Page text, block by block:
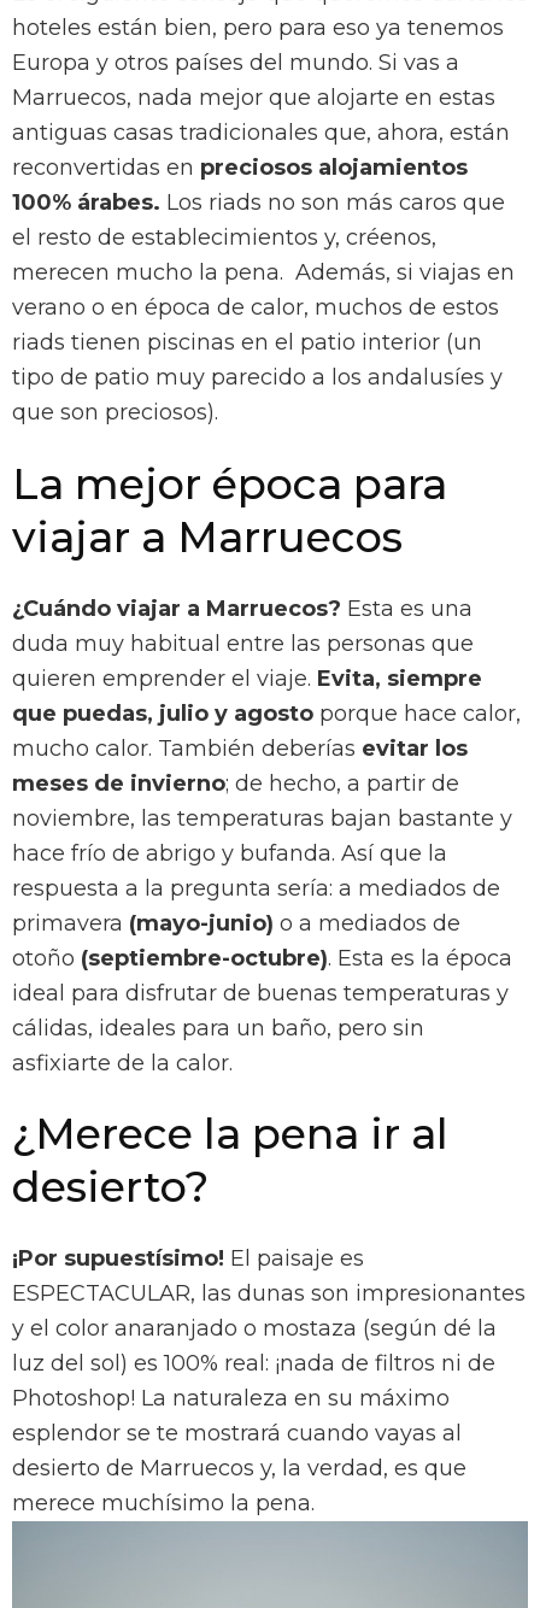
hoteles están bien, pero para eso ya tenemos
Europa y otros países del mundo. Si vas a
Marruecos, nada mejor que alojarte en estas
antiguas casas tradicionales que, ahora, están
reconvertidas en preciosos alojamientos
100% árabes. Los riads no son más caros que
el resto de establecimientos y, créenos,
merecen mucho la pena. Además, si viajas en
verano o en época de calor, muchos de estos
riads tienen piscinas en el patio interior (un
tipo de patio muy parecido a los andalusíes y
que son preciosos).
La mejor época para
viajar a Marruecos
¿Cuándo viajar a Marruecos? Esta es una
duda muy habitual entre las personas que
quieren emprender el viaje. Evita, siempre
que puedas, julio y agosto porque hace calor,
mucho calor. También deberías evitar los
meses de invierno; de hecho, a partir de
noviembre, las temperaturas bajan bastante y
hace frío de abrigo y bufanda. Así que la
respuesta a la pregunta sería: a mediados de
primavera (mayo-junio) o a mediados de
otoño (septiembre-octubre). Esta es la época
ideal para disfrutar de buenas temperaturas y
cálidas, ideales para un baño, pero sin
asfixiarte de la calor.
¿Merece la pena ir al
desierto?
¡Por supuestísimo! El paisaje es
ESPECTACULAR, las dunas son impresionantes
y el color anaranjado o mostaza (según dé la
luz del sol) es 100% real: ¡nada de filtros ni de
Photoshop! La naturaleza en su máximo
esplendor se te mostrará cuando vayas al
desierto de Marruecos y, la verdad, es que
merece muchísimo la pena.